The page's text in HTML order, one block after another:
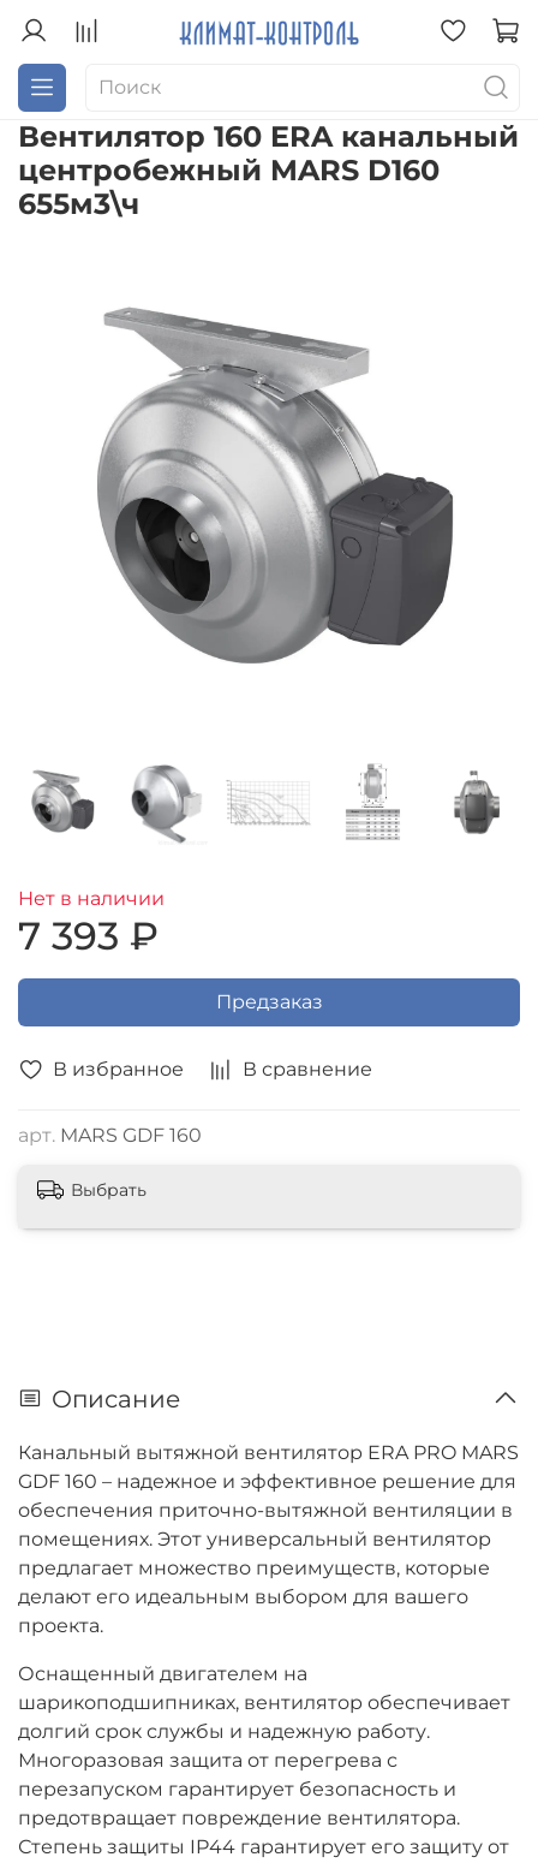
Вентилятор 160 ERA канальный
центробежный MARS D160
655м3\ч
В избранное В сравнение
арт. MARS GDF 160
Нет в наличии
7 393 ₽
Предзаказ
Выбрать
Описание
Канальный вытяжной вентилятор ERA PRO MARS
GDF 160 – надежное и эффективное решение для
обеспечения приточно-вытяжной вентиляции в
помещениях. Этот универсальный вентилятор
предлагает множество преимуществ, которые
делают его идеальным выбором для вашего
проекта.
Оснащенный двигателем на
шарикоподшипниках, вентилятор обеспечивает
долгий срок службы и надежную работу.
Многоразовая защита от перегрева с
перезапуском гарантирует безопасность и
предотвращает повреждение вентилятора.
Степень защиты IP44 гарантирует его защиту от